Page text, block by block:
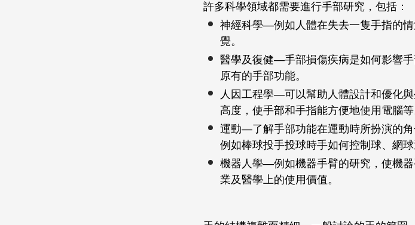
許多科學領域都需要進行手部研究，包括：
神經科學—例如人體在失去一隻手指的
覺。
醫學及復健—手部損傷疾病是如何影響
原有的手部功能。
人因工程學—可以幫助人體設計和優化
高度，使手部和手指能方便地使用電腦等
運動—了解手部功能在運動時所扮演的
例如棒球投手投球時手如何控制球、網球
機器人學—例如機器手臂的研究，使機
業及醫學上的使用價值。